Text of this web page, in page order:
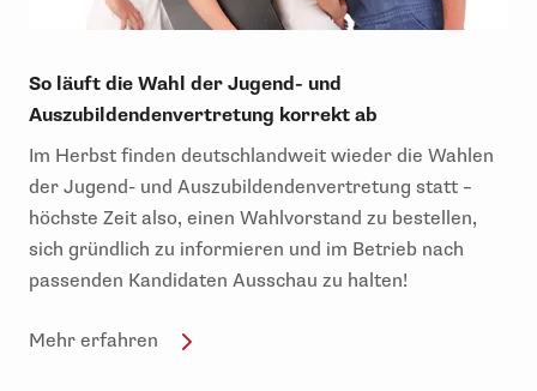
So läuft die Wahl der Jugend- und
Auszubildendenvertretung korrekt ab
Im Herbst finden deutschlandweit wieder die Wahlen
der Jugend- und Auszubildendenvertretung statt –
höchste Zeit also, einen Wahlvorstand zu bestellen,
sich gründlich zu informieren und im Betrieb nach
passenden Kandidaten Ausschau zu halten!
Mehr erfahren